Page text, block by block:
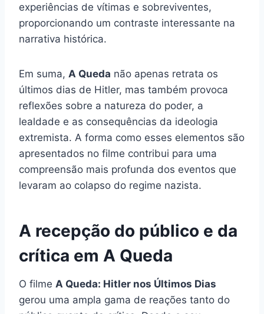
experiências de vítimas e sobreviventes,
proporcionando um contraste interessante na
narrativa histórica.
Em suma, A Queda não apenas retrata os
últimos dias de Hitler, mas também provoca
reflexões sobre a natureza do poder, a
lealdade e as consequências da ideologia
extremista. A forma como esses elementos são
apresentados no filme contribui para uma
compreensão mais profunda dos eventos que
levaram ao colapso do regime nazista.
A recepção do público e da
crítica em A Queda
O filme A Queda: Hitler nos Últimos Dias
gerou uma ampla gama de reações tanto do